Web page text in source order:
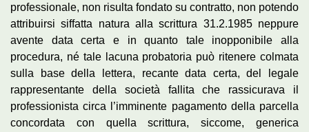
professionale, non risulta fondato su contratto, non potendo
attribuirsi siffatta natura alla scrittura 31.2.1985 neppure
avente data certa e in quanto tale inopponibile alla
procedura, né tale lacuna probatoria può ritenere colmata
sulla base della lettera, recante data certa, del legale
rappresentante della società fallita che rassicurava il
professionista circa l’imminente pagamento della parcella
concordata con quella scrittura, siccome, generica